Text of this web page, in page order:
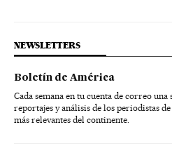
NEWSLETTERS
Boletín de América
Cada semana en tu cuenta de correo
reportajes y análisis de los periodistas
más relevantes del continente.